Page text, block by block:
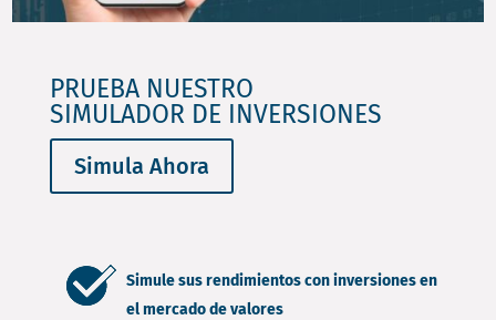
PRUEBA NUESTRO
SIMULADOR DE INVERSIONES
Simula Ahora
Simule sus rendimientos con inversiones en
el mercado de valores